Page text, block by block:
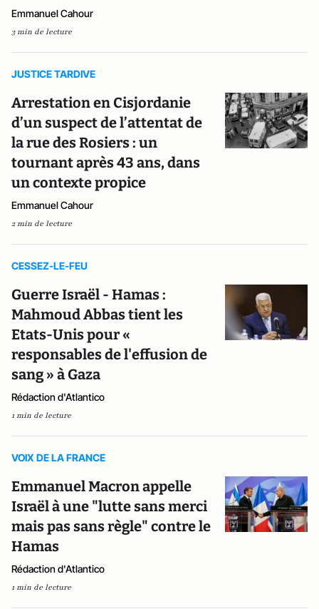
Emmanuel Cahour
3 min de lecture
JUSTICE TARDIVE
Arrestation en Cisjordanie
d’un suspect de l’attentat de
la rue des Rosiers : un
tournant après 43 ans, dans
un contexte propice
Emmanuel Cahour
2 min de lecture
CESSEZ-LE-FEU
Guerre Israël - Hamas :
Mahmoud Abbas tient les
Etats-Unis pour «
responsables de l'effusion de
sang » à Gaza
Rédaction d'Atlantico
1 min de lecture
VOIX DE LA FRANCE
Emmanuel Macron appelle
Israël à une "lutte sans merci
mais pas sans règle" contre le
Hamas
Rédaction d'Atlantico
1 min de lecture